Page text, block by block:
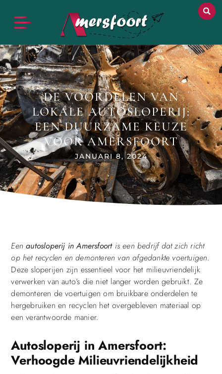
DE VOORDELEN VAN
LOKALE AUTOSLOPERIJ:
EEN DUURZAME KEUZE
VOOR AMERSFOORT
JANUARI 8, 2024
Eenautosloperij in Amersfoortis een bedrijf dat zich richt
op het recyclen en demonteren van afgedankte voertuigen.
Deze sloperijen zijn essentieel voor het milieuvriendelijk
verwerken van auto’s die niet langer worden gebruikt. Ze
demonteren de voertuigen om bruikbare onderdelen te
hergebruiken en recyclen het overgebleven materiaal op
een verantwoorde manier.
Autosloperij in Amersfoort:
Verhoogde Milieuvriendelijkheid